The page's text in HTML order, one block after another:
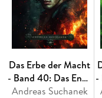
und geheime
dem Rat des Lichts -
Das Erbe der Macht . . .
Das Erbe der Macht
- Band 40: Das Ende
des Weges
Andreas Suchanek
-